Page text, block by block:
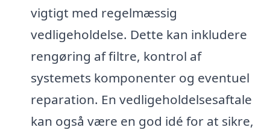
vigtigt med regelmæssig
vedligeholdelse. Dette kan inkludere
rengøring af filtre, kontrol af
systemets komponenter og eventuel
reparation. En vedligeholdelsesaftale
kan også være en god idé for at sikre,